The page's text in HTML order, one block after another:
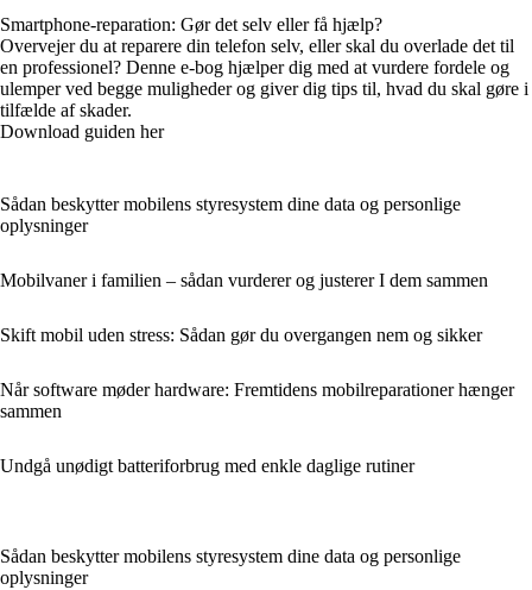
Smartphone-reparation: Gør det selv eller få hjælp?
Overvejer du at reparere din telefon selv, eller skal du overlade det til
en professionel? Denne e-bog hjælper dig med at vurdere fordele og
ulemper ved begge muligheder og giver dig tips til, hvad du skal gøre i
tilfælde af skader.
Download guiden her
Sådan beskytter mobilens styresystem dine data og personlige
oplysninger
Mobilvaner i familien – sådan vurderer og justerer I dem sammen
Skift mobil uden stress: Sådan gør du overgangen nem og sikker
Når software møder hardware: Fremtidens mobilreparationer hænger
sammen
Undgå unødigt batteriforbrug med enkle daglige rutiner
Sådan beskytter mobilens styresystem dine data og personlige
oplysninger